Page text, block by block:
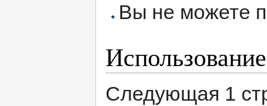
Вы не можете
Следующая 1